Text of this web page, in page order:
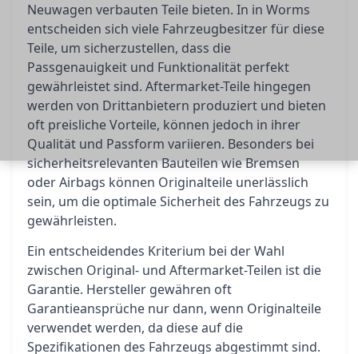
Neuwagen verbauten Teile bieten. In in Worms
entscheiden sich viele Fahrzeugbesitzer für diese
Teile, um sicherzustellen, dass die
Passgenauigkeit und Funktionalität perfekt
gewährleistet sind. Aftermarket-Teile hingegen
werden von Drittanbietern produziert und bieten
oft preisliche Vorteile, können jedoch in ihrer
Qualität und Passform variieren. Besonders bei
sicherheitsrelevanten Bauteilen wie Bremsen
oder Airbags können Originalteile unerlässlich
sein, um die optimale Sicherheit des Fahrzeugs zu
gewährleisten.
Ein entscheidendes Kriterium bei der Wahl
zwischen Original- und Aftermarket-Teilen ist die
Garantie. Hersteller gewähren oft
Garantieansprüche nur dann, wenn Originalteile
verwendet werden, da diese auf die
Spezifikationen des Fahrzeugs abgestimmt sind.